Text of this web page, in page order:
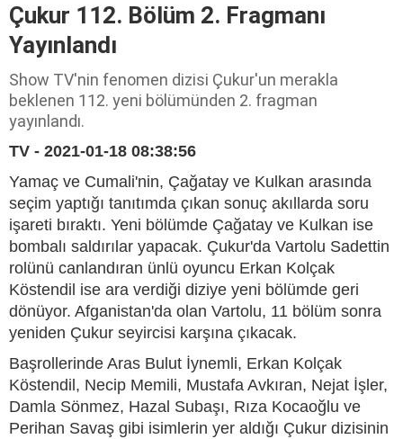
Çukur 112. Bölüm 2. Fragmanı
Yayınlandı
Show TV'nin fenomen dizisi Çukur'un merakla
beklenen 112. yeni bölümünden 2. fragman
yayınlandı.
TV - 2021-01-18 08:38:56
Yamaç ve Cumali'nin, Çağatay ve Kulkan arasında
seçim yaptığı tanıtımda çıkan sonuç akıllarda soru
işareti bıraktı. Yeni bölümde Çağatay ve Kulkan ise
bombalı saldırılar yapacak. Çukur'da Vartolu Sadettin
rolünü canlandıran ünlü oyuncu Erkan Kolçak
Köstendil ise ara verdiği diziye yeni bölümde geri
dönüyor. Afganistan'da olan Vartolu, 11 bölüm sonra
yeniden Çukur seyircisi karşına çıkacak.
Başrollerinde Aras Bulut İynemli, Erkan Kolçak
Köstendil, Necip Memili, Mustafa Avkıran, Nejat İşler,
Damla Sönmez, Hazal Subaşı, Rıza Kocaoğlu ve
Perihan Savaş gibi isimlerin yer aldığı Çukur dizisinin